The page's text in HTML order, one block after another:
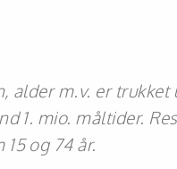
alder m.v. er trukket
1. mio. måltider.
og 74 år.